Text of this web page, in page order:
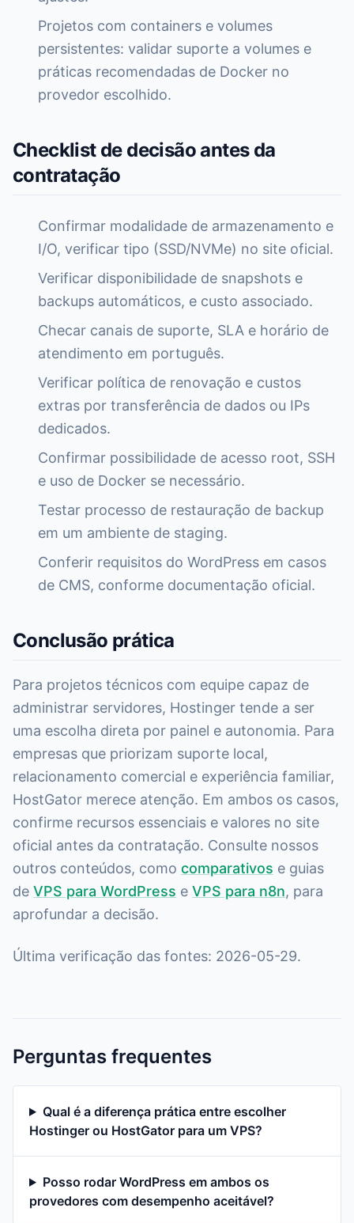
Projetos com containers e volumes
persistentes: validar suporte a volumes e
práticas recomendadas de Docker no
provedor escolhido.
Checklist de decisão antes da
contratação
Confirmar modalidade de armazenamento e
I/O, verificar tipo (SSD/NVMe) no site oficial.
Verificar disponibilidade de snapshots e
backups automáticos, e custo associado.
Checar canais de suporte, SLA e horário de
atendimento em português.
Verificar política de renovação e custos
extras por transferência de dados ou IPs
dedicados.
Confirmar possibilidade de acesso root, SSH
e uso de Docker se necessário.
Testar processo de restauração de backup
em um ambiente de staging.
Conferir requisitos do WordPress em casos
de CMS, conforme documentação oficial.
Conclusão prática
Para projetos técnicos com equipe capaz de
administrar servidores, Hostinger tende a ser
uma escolha direta por painel e autonomia. Para
empresas que priorizam suporte local,
relacionamento comercial e experiência familiar,
HostGator merece atenção. Em ambos os casos,
confirme recursos essenciais e valores no site
oficial antes da contratação. Consulte nossos
outros conteúdos, como comparativos e guias
de VPS para WordPress e VPS para n8n, para
aprofundar a decisão.
Última verificação das fontes: 2026-05-29.
Perguntas frequentes
Qual é a diferença prática entre escolher
Hostinger ou HostGator para um VPS?
Posso rodar WordPress em ambos os
provedores com desempenho aceitável?